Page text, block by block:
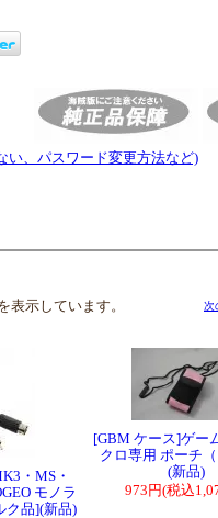
い、パスワード変更方法など)
表示しています。
次
・MS・
モノラ
ク品](新品)
[GBM ケース]ゲー
クロ専用 ポーチ（
(新品)
973円(税込